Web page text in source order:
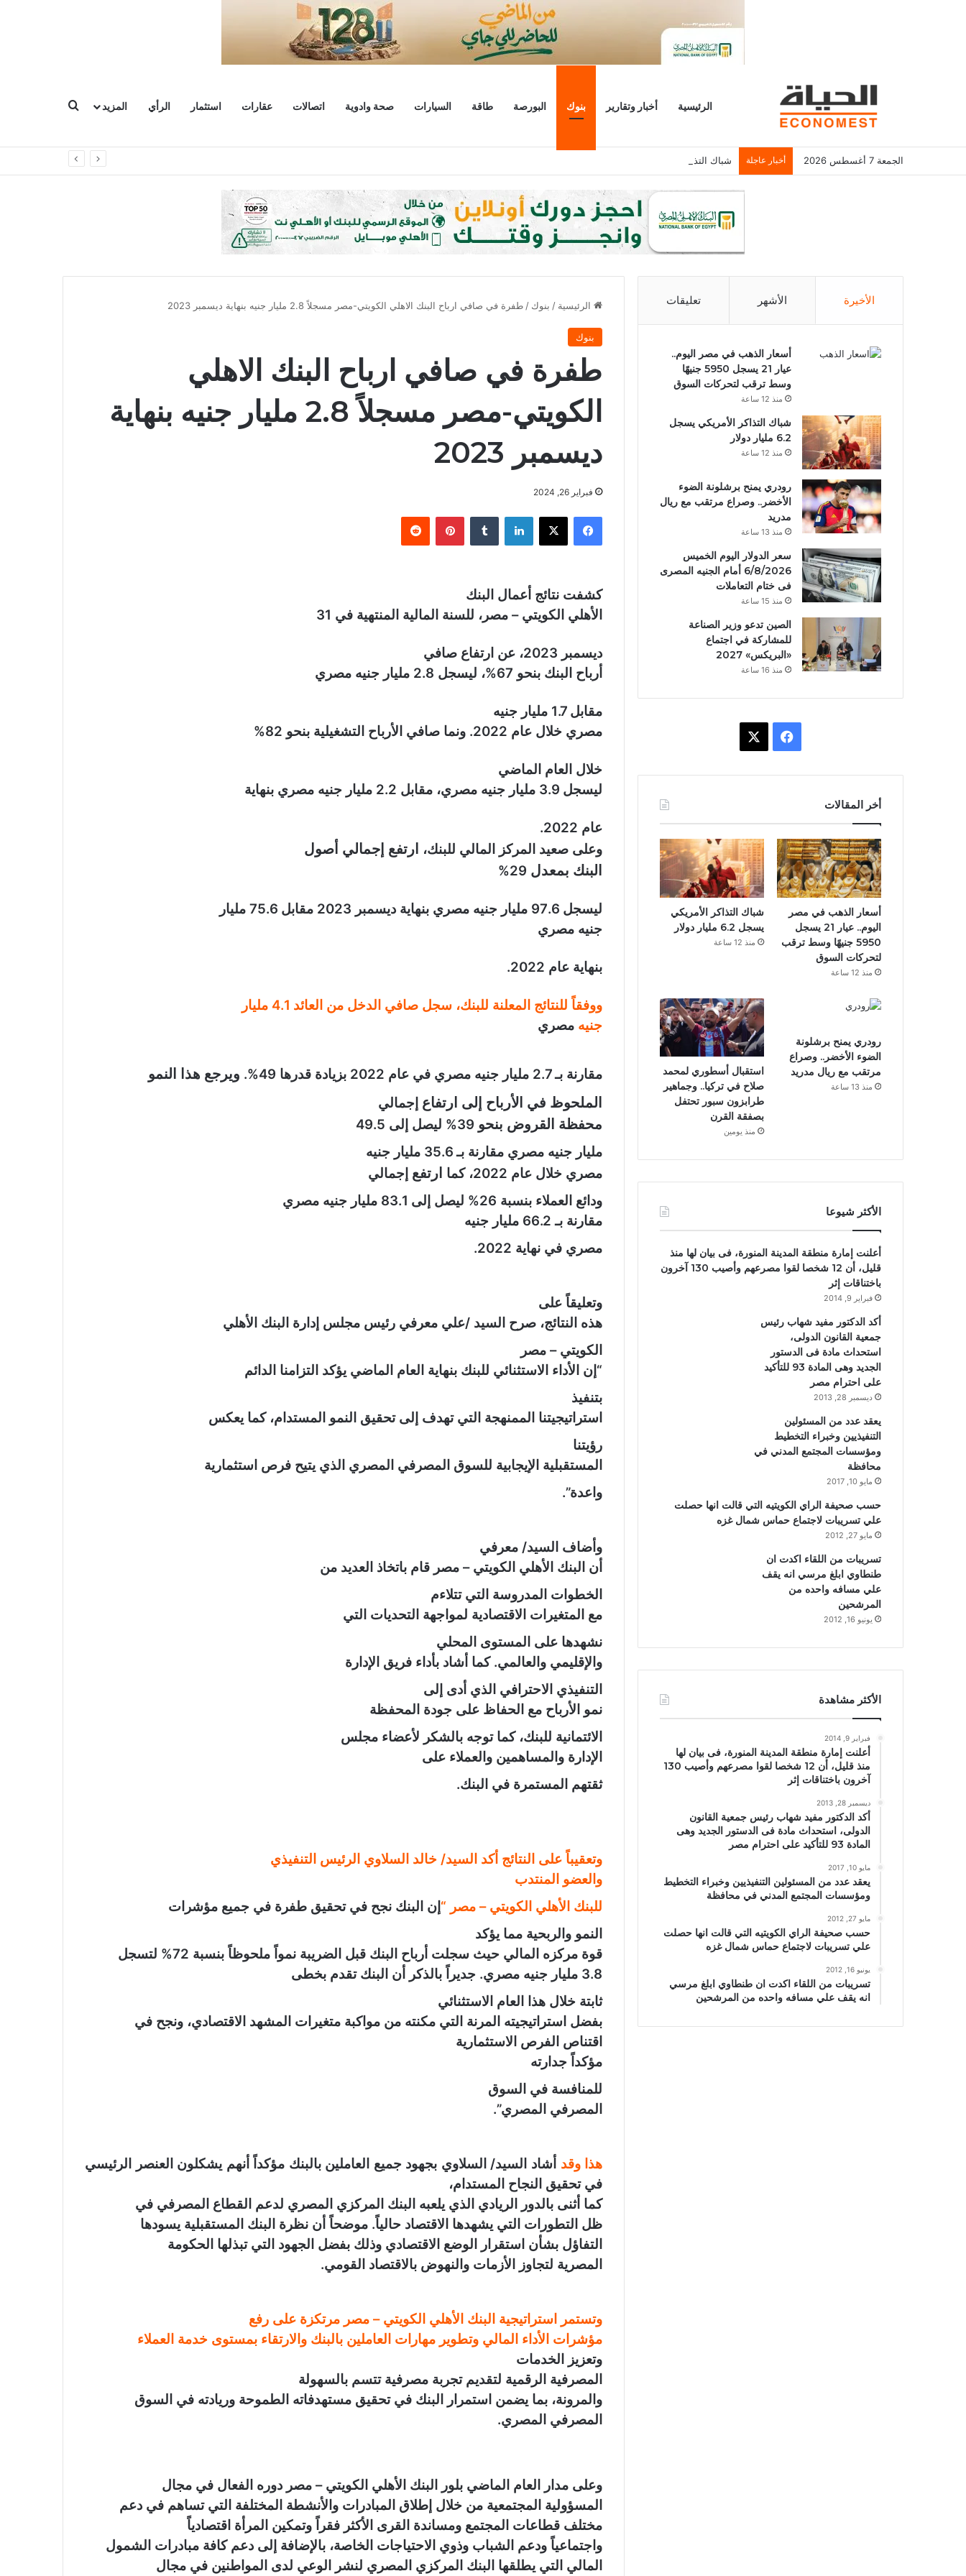
الرئيسية أخبار وتقارير بنوك البورصة طاقة السيارات صحة وادوية اتصالات عقارات استثمار الرأي المزيد
الجمعة 7 أغسطس 2026 أخبار عاجلة شباك التذاكر الأمريكي يسجل 6.2 مليار دولار
الرئيسية / بنوك / طفرة في صافي ارباح البنك الاهلي الكويتي-مصر مسجلاً 2.8 مليار جنيه بنهاية ديسمبر 2023
بنوك
طفرة في صافي ارباح البنك الاهلي
الكويتي-مصر مسجلاً 2.8 مليار جنيه بنهاية
ديسمبر 2023
فبراير 26, 2024
فيسبوك لينكدإن بينتيريست
كشفت نتائج أعمال البنك
الأهلي الكويتي – مصر، للسنة المالية المنتهية في 31
ديسمبر 2023، عن ارتفاع صافي
أرباح البنك بنحو 67%، ليسجل 2.8 مليار جنيه مصري
مقابل 1.7 مليار جنيه
مصري خلال عام 2022
. ونما صافي الأرباح التشغيلية بنحو 82%
خلال العام الماضي
ليسجل 3.9 مليار جنيه مصري، مقابل 2.2 مليار جنيه مصري بنهاية
عام 2022.
وعلى صعيد المركز المالي للبنك، ارتفع إجمالي أصول
البنك بمعدل 29%
ليسجل 97.6 مليار جنيه مصري بنهاية ديسمبر 2023 مقابل 75.6 مليار
جنيه مصري
بنهاية عام 2022 .
ووفقاً للنتائج المعلنة للبنك، سجل صافي الدخل من العائد 4.1 مليار
جنيه مصري
مقارنة بـ 2.7 مليار جنيه مصري في عام 2022 بزيادة قدرها 49%.
ويرجع هذا النمو
الملحوظ في الأرباح إلى ارتفاع إجمالي
محفظة القروض بنحو 39% ليصل إلى 49.5
مليار جنيه مصري مقارنة بـ 35.6 مليار جنيه
مصري خلال عام 2022، كما
ارتفع إجمالي
ودائع العملاء بنسبة 26% ليصل إلى 83.1 مليار جنيه مصري
مقارنة بـ 66.2 مليار جنيه
مصري في نهاية 2022.
وتعليقاً على
هذه النتائج، صرح السيد /علي معرفي رئيس مجلس إدارة البنك الأهلي
الكويتي – مصر
“إن الأداء الاستثنائي للبنك بنهاية العام الماضي يؤكد التزامنا الدائم
بتنفيذ
استراتيجيتنا الممنهجة التي تهدف إلى تحقيق النمو المستدام، كما يعكس
رؤيتنا
المستقبلية الإيجابية للسوق المصرفي المصري الذي يتيح فرص استثمارية
واعدة”.
وأضاف السيد/ معرفي
أن البنك الأهلي الكويتي – مصر قام باتخاذ العديد من
الخطوات المدروسة التي تتلاءم
مع المتغيرات الاقتصادية لمواجهة التحديات التي
نشهدها على المستوى المحلي
والإقليمي والعالمي. كما أشاد بأداء فريق الإدارة
التنفيذي الاحترافي الذي أدى إلى
نمو الأرباح مع الحفاظ على جودة المحفظة
الائتمانية للبنك، كما توجه بالشكر لأعضاء مجلس
الإدارة والمساهمين والعملاء على
ثقتهم المستمرة في البنك.
وتعقيباً على النتائج أكد السيد/ خالد السلاوي الرئيس التنفيذي
والعضو المنتدب
للبنك الأهلي الكويتي – مصر “ ن البنك نجح في تحقيق طفرة في جميع مؤشرات
النمو والربحية مما يؤكد
قوة مركزه المالي حيث سجلت أرباح البنك قبل الضريبة نمواً ملحوظاً بنسبة 72% لتسجل
3.8 مليار جنيه مصري. جديراً بالذكر أن البنك تقدم بخطى
ثابتة خلال هذا العام الاستثنائي
بفضل استراتيجيته المرنة التي مكنته من مواكبة متغيرات المشهد الاقتصادي، ونجح في
اقتناص الفرص الاستثمارية
مؤكداً جدارته
للمنافسة في السوق
المصرفي المصري”.
هذا وقد أشاد السيد/ السلاوي بجهود جميع العاملين بالبنك مؤكداً أنهم يشكلون العنصر الرئيسي
في تحقيق النجاح المستدام،
كما أثنى بالدور الريادي الذي يلعبه البنك المركزي المصري لدعم القطاع المصرفي في
ظل التطورات التي يشهدها الاقتصاد حالياً. موضحاً أن نظرة البنك المستقبلية يسودها
التفاؤل بشأن استقرار الوضع الاقتصادي وذلك بفضل الجهود التي تبذلها الحكومة
المصرية لتجاوز الأزمات والنهوض بالاقتصاد القومي.
وتستمر استراتيجية البنك الأهلي الكويتي – مصر مرتكزة على رفع
مؤشرات الأداء المالي وتطوير مهارات العاملين بالبنك والارتقاء بمستوى خدمة العملاء
وتعزيز الخدمات
المصرفية الرقمية لتقديم تجربة مصرفية تتسم بالسهولة
والمرونة، بما يضمن استمرار البنك في تحقيق مستهدفاته الطموحة وريادته في السوق
المصرفي المصري.
وعلى مدار العام الماضي بلور البنك الأهلي الكويتي– مصر دوره الفعال في مجال
المسؤولية المجتمعية من خلال إطلاق المبادرات والأنشطة المختلفة التي تساهم في دعم
مختلف قطاعات المجتمع ومساندة القرى الأكثر فقراً وتمكين المرأة اقتصادياً
واجتماعياً ودعم الشباب وذوي الاحتياجات الخاصة، بالإضافة إلى دعم كافة مبادرات الشمول
المالي التي يطلقها البنك المركزي المصري لنشر الوعي لدى المواطنين في مجال
الأخيرة الأشهر تعليقات
أسعار الذهب في مصر اليوم..
عيار 21 يسجل 5950 جنيهًا
وسط ترقب لتحركات السوق
منذ 12 ساعة
شباك التذاكر الأمريكي يسجل
6.2 مليار دولار
منذ 12 ساعة
رودري يمنح برشلونة الضوء
الأخضر.. وصراع مرتقب مع ريال
مدريد
منذ 13 ساعة
سعر الدولار اليوم الخميس
6/8/2026 أمام الجنيه المصرى
فى ختام التعاملات
منذ 15 ساعة
الصين تدعو وزير الصناعة
للمشاركة في اجتماع
«البريكس» 2027
منذ 16 ساعة
ب
و
ك
أخر المقالات
أسعار الذهب في مصر
اليوم.. عيار 21 يسجل
5950 جنيهًا وسط ترقب
لتحركات السوق
منذ 12 ساعة
شباك التذاكر الأمريكي
يسجل 6.2 مليار دولار
منذ 12 ساعة
رودري يمنح برشلونة
الضوء الأخضر.. وصراع
مرتقب مع ريال مدريد
منذ 13 ساعة
استقبال أسطوري لمحمد
صلاح في تركيا.. وجماهير
طرابزون سبور تحتفل
بصفقة القرن
منذ يومين
الأكثر شيوعا
أعلنت إمارة منطقة المدينة المنورة، فى بيان لها منذ
قليل، أن 12 شخصا لقوا مصرعهم وأصيب 130 آخرون
باختناقات إثر
فبراير 9, 2014
أكد الدكتور مفيد شهاب رئيس
جمعية القانون الدولى،
استحداث مادة فى الدستور
الجديد وهى المادة 93 للتأكيد
على احترام مصر
ديسمبر 28, 2013
يعقد عدد من المسئولين
التنفيذيين وخبراء التخطيط
ومؤسسات المجتمع المدني في
محافظة
مايو 10, 2017
حسب صحيفة الراي الكويتيه التي قالت انها حصلت
علي تسريبات لاجتماع حماس شمال غزه
مايو 27, 2012
تسريبات من اللقاء اكدت ان
طنطاوي ابلغ مرسي انه يقف
علي مسافه واحده من
المرشحين
يونيو 16, 2012
الأكثر مشاهدة
فبراير 9, 2014
أعلنت إمارة منطقة المدينة المنورة، فى بيان لها
منذ قليل، أن 12 شخصا لقوا مصرعهم وأصيب 130
آخرون باختناقات إثر
ديسمبر 28, 2013
أكد الدكتور مفيد شهاب رئيس جمعية القانون
الدولى، استحداث مادة فى الدستور الجديد وهى
المادة 93 للتأكيد على احترام مصر
مايو 10, 2017
يعقد عدد من المسئولين التنفيذيين وخبراء التخطيط
ومؤسسات المجتمع المدني في محافظة
مايو 27, 2012
حسب صحيفة الراي الكويتيه التي قالت انها حصلت
علي تسريبات لاجتماع حماس شمال غزه
يونيو 16, 2012
تسريبات من اللقاء اكدت ان طنطاوي ابلغ مرسي
انه يقف علي مسافه واحده من المرشحين